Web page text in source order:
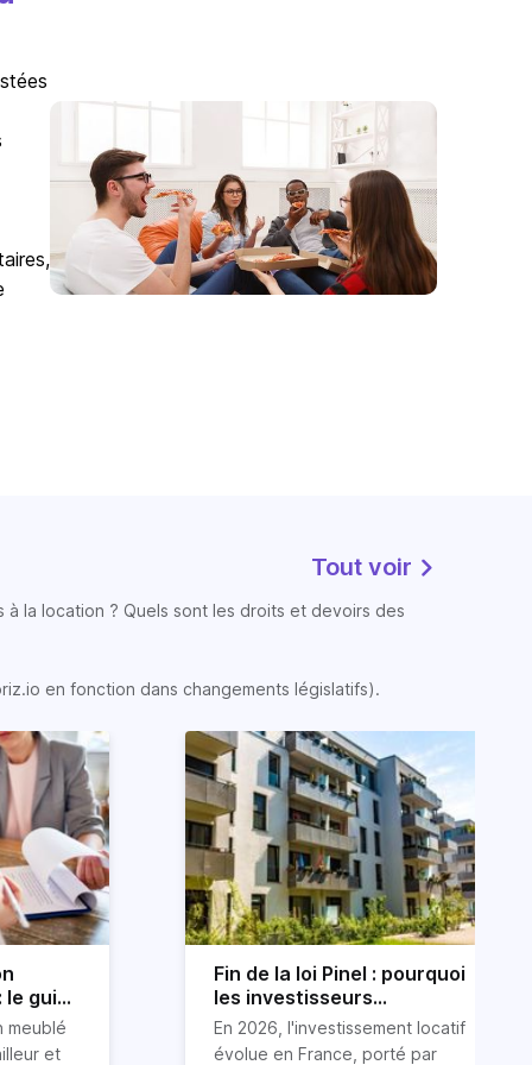
Tout voir
la location ? Quels sont les droits et devoirs des
en fonction dans changements législatifs).
guide
meublé
et
Fin de la loi Pinel : pourquoi
les investisseurs
immobiliers se tournent
vers le LLI en 2026
En 2026, l'investissement locatif
évolue en France, porté par